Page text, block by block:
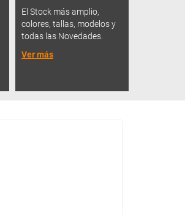
El Stock más amplio,
colores, tallas, modelos y
todas las Novedades.
Ver más